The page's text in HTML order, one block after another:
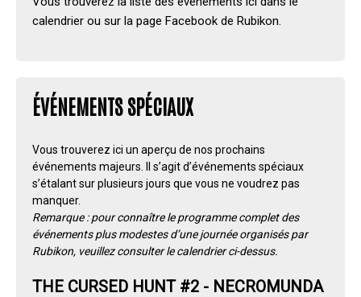
calendrier ou sur la page Facebook de Rubikon.
ÉVÉNEMENTS SPÉCIAUX
Vous trouverez ici un aperçu de nos prochains
événements majeurs. Il s’agit d’événements spéciaux
s’étalant sur plusieurs jours que vous ne voudrez pas
manquer.
Remarque : pour connaître le programme complet des
événements plus modestes d’une journée organisés par
Rubikon, veuillez consulter le calendrier ci-dessus.
THE CURSED HUNT #2 - NECROMUNDA